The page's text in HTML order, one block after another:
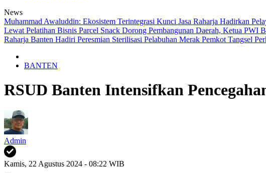
News
Muhammad Awaluddin: Ekosistem Terintegrasi Kunci Jasa Raharja Hadirkan
Lewat Pelatihan Bisnis Parcel Snack Dorong Pembangunan Daerah, Ketua PWI
Raharja Banten Hadiri Peresmian Sterilisasi Pelabuhan Merak Pemkot Tangsel
BANTEN
RSUD Banten Intensifkan
Admin
Kamis, 22 Agustus 2024 - 08:22 WIB